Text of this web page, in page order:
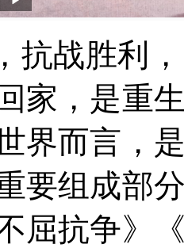
抗战胜利
家，是重
界而言，
要组成部
屈抗争》